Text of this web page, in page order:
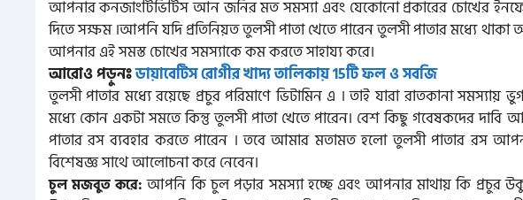
আপনার কনজাংটিভিটিস আন জনির মত সমস্যা এবং যেকোনো প্রকারের চোখের
দিতে সক্ষম ।আপনি যদি প্রতিনিয়ত তুলসী পাতা খেতে পারেন তুলসী পাতার মধ্যে থাকা
আপনার এই সমস্ত চোখের সমস্যাকে কম করতে সাহায্য করে।
আরোও পড়ুনঃডায়াবেটিস রোগীর খাদ্য তালিকায় 15টি ফল ও সবজি
তুলসী পাতার মধ্যে রয়েছে প্রচুর পরিমাণে ভিটামিন এ । তাই যারা রাতকানা সমস্যায়
মধ্যে কোন একটা সমতে কিন্তু তুলসী পাতা খেতে পারেন। বেশ কিছু গবেষকদের
পাতার রস ব্যবহার করতে পারেন । তবে আমার মতামত হলো তুলসী পাতার রস
বিশেষজ্ঞ সাথে আলোচনা করে নেবেন।
চুল মজবুত করে:আপনি কি চুল পড়ার সমস্যা হচ্ছে এবং আপনার মাথায় কি প্রচুর